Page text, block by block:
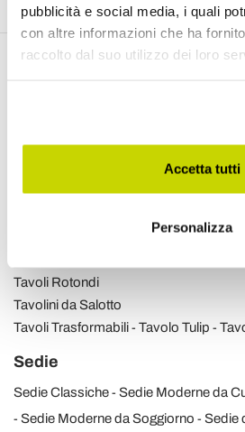
pubblicità e social media, i quali
con altre informazioni che ha
raccolto dal suo utilizzo dei loro
Accetta tutti
Personalizza
Scopri i nostri
Tavoli in Ceramica Allungabili
Tavoli in
Tavoli in Vetro Allungabili
Consolle
Tavoli Rotondi
Tavolini da Salotto
Tavoli Trasformabili
Tavolo Tulip
Sedie
Sedie Classiche
Sedie Moderne da
Sedie Moderne da Soggiorno
Sedie